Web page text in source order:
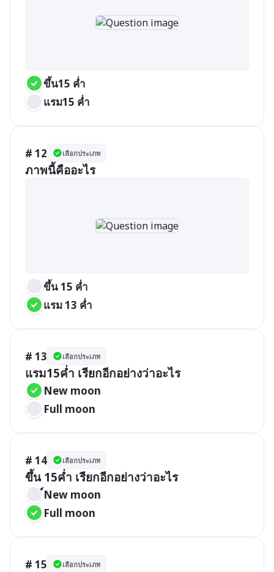
ขึ้น15 ค่ำ
แรม15 ค่ำ
# 12 เลือกประเภท
ภาพนี้คืออะไร
ขึ้น 15 ค่ำ
แรม 13 ค่ำ
# 13 เลือกประเภท
แรม15ค่ำ เรียกอีกอย่างว่าอะไร
New moon
Full moon
# 14 เลือกประเภท
ขึ้น 15ค่ำ เรียกอีกอย่างว่าอะไร
์New moon
Full moon
# 15 เลือกประเภท